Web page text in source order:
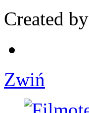
Created by
Zwiń